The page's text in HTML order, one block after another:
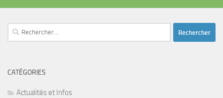
Rechercher :
CATÉGORIES
Actualités et Infos